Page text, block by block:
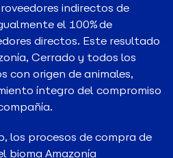
indirectos de
el 100% de
directos. Este resultado
Cerrado y todos los
con origen de animales,
íntegro del compromiso
los procesos de compra de
bioma Amazonía